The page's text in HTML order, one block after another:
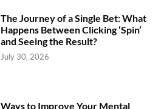
The Journey of a Single Bet: What
Happens Between Clicking ‘Spin’
and Seeing the Result?
July 30, 2026
Ways to Improve Your Mental